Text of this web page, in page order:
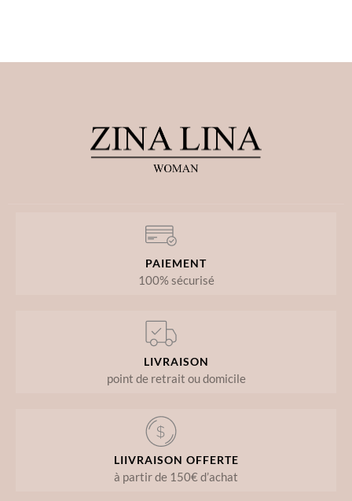
PAIEMENT
100% sécurisé
LIVRAISON
point de retrait ou domicile
LIIVRAISON OFFERTE
à partir de 150€ d’achat